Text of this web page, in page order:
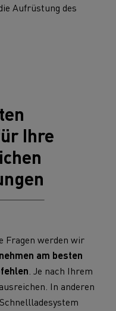
Aufrüstung des
Ihre
Fragen werden wir
am besten
. Je nach Ihrem
In anderen